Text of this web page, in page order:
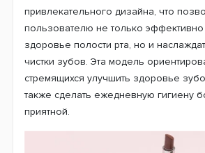
привлекательного дизайна, что
пользователю не только эффективно
здоровье полости рта, но и
чистки зубов. Эта модель
стремящихся улучшить здоровье
также сделать ежедневную гигиену
приятной.